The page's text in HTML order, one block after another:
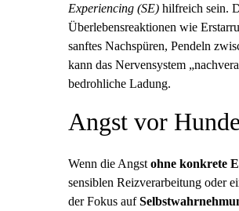
Experiencing (SE) hilfreich sein.
Überlebensreaktionen wie
sanftes Nachspüren, Pendeln
kann das Nervensystem
bedrohliche Ladung.
Angst vor
Wenn die Angst ohne konkrete
sensiblen Reizverarbeitung oder
der Fokus auf